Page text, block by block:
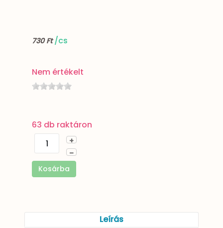
730 Ft/cs
Nem értékelt
63 db raktáron
+
–
Kosárba
Leírás